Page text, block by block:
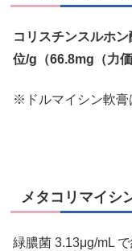
コリスチンスルホ
位/g（66.8mg（力価
※ドルマイシン軟膏
メタコリマイシ
緑膿菌 3.13μg/mL